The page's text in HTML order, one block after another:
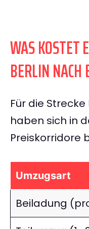
WAS KOSTET
BERLIN NACH
Für die
haben sich in
Preiskorridore
Umzugsart
Beiladung